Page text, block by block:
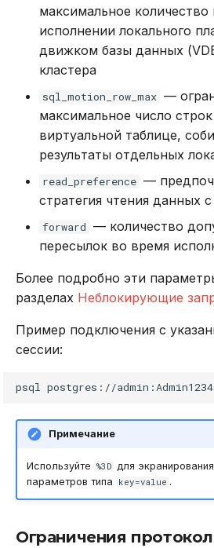
максимальное
исполнении локального
движком базы данных
кластера
sql_motion_row_max —
максимальное число
виртуальной таблице,
результаты отдельных
read_preference —
стратегия чтения данных
forward — количество
пересылок во время
Более подробно эти
разделах Неблокирующие
Пример подключения с
сессии:
psql postgres://
Примечание
Используйте %3D для
параметров типа
key=value .
Ограничения